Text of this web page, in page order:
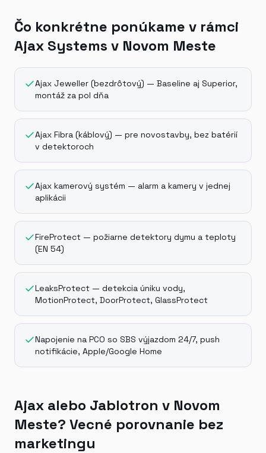
Čo konkrétne ponúkame v rámci
Ajax Systems v Novom Meste
Ajax Jeweller (bezdrôtový) — Baseline aj Superior,
montáž za pol dňa
Ajax Fibra (káblový) — pre novostavby, bez batérií
v detektoroch
Ajax kamerový systém — alarm a kamery v jednej
aplikácii
FireProtect — požiarne detektory dymu a teploty
(EN 54)
LeaksProtect — detekcia úniku vody,
MotionProtect, DoorProtect, GlassProtect
Napojenie na PCO so SBS výjazdom 24/7, push
notifikácie, Apple/Google Home
Ajax alebo Jablotron v Novom
Meste? Vecné porovnanie bez
marketingu